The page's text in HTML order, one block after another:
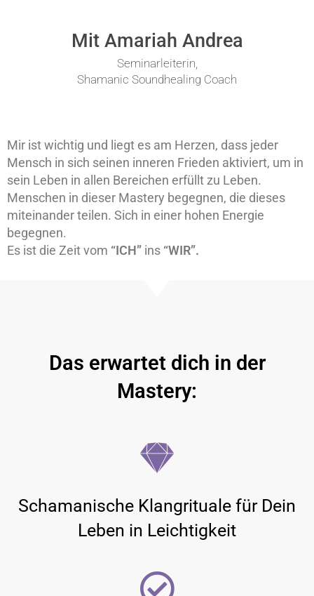
Mit Amariah Andrea
Seminarleiterin,
Shamanic Soundhealing Coach
Mir ist wichtig und liegt es am Herzen, dass jeder
Mensch in sich seinen inneren Frieden aktiviert, um in
sein Leben in allen Bereichen erfüllt zu Leben.
Menschen in dieser Mastery begegnen, die dieses
miteinander teilen. Sich in einer hohen Energie
begegnen.
Es ist die Zeit vom “ICH” ins “WIR”.
Das erwartet dich in der
Mastery:
Schamanische Klangrituale für Dein
Leben in Leichtigkeit